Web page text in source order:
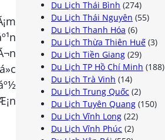
Du Lịch Thái Bình (274)
Du Lịch Thái Nguyên (55)
Du Lịch Thanh Hóa (6)
Du Lịch Thừa Thiên Huế (3)
Du Lịch Tiền Giang (29)
Du Lịch TP Hồ Chí Minh (188)
Du Lịch Trà Vinh (14)
Du Lịch Trung Quốc (2)
Du Lịch Tuyên Quang (150)
Du Lịch Vĩnh Long (22)
Du Lịch Vĩnh Phúc (2)